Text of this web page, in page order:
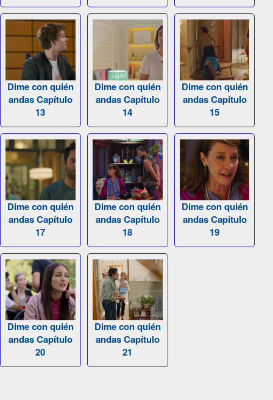
Dime con quién
andas Capítulo
13
Dime con quién
andas Capítulo
14
Dime con quién
andas Capítulo
15
Dime con quién
andas Capítulo
17
Dime con quién
andas Capítulo
18
Dime con quién
andas Capítulo
19
Dime con quién
andas Capítulo
20
Dime con quién
andas Capítulo
21